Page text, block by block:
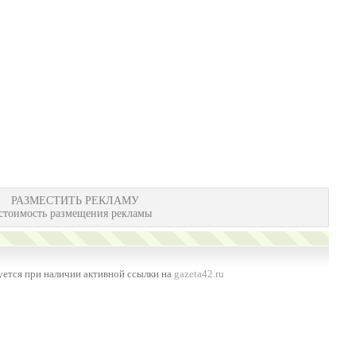
РАЗМЕСТИТЬ РЕКЛАМУ
размещения рекламы
при наличии активной ссылки на gazeta42.ru